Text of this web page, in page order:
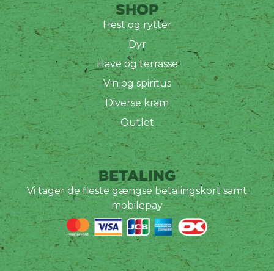
SHOP
Hest og rytter
Dyr
Have og terrasse
Vin og spiritus
Diverse kram
Outlet
BETALING
Vi tager de fleste gængse betalingskort samt
mobilepay